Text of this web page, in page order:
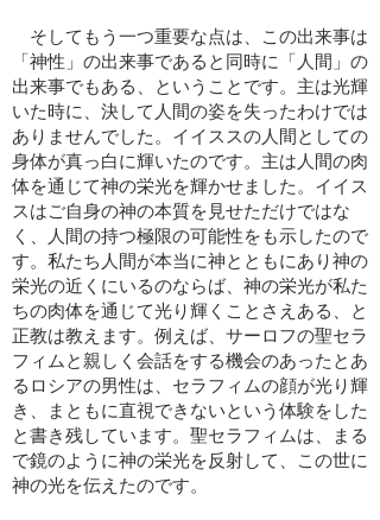
そしてもう一つ重要な点は、この出来事は
「神性」の出来事であると同時に「人間」の
出来事でもある、ということです。主は光輝
いた時に、決して人間の姿を失ったわけでは
ありませんでした。イイススの人間としての
身体が真っ白に輝いたのです。主は人間の肉
体を通じて神の栄光を輝かせました。イイス
スはご自身の神の本質を見せただけではな
く、人間の持つ極限の可能性をも示したので
す。私たち人間が本当に神とともにあり神の
栄光の近くにいるのならば、神の栄光が私た
ちの肉体を通じて光り輝くことさえある、と
正教は教えます。例えば、サーロフの聖セラ
フィムと親しく会話をする機会のあったとあ
るロシアの男性は、セラフィムの顔が光り輝
き、まともに直視できないという体験をした
と書き残しています。聖セラフィムは、まる
で鏡のように神の栄光を反射して、この世に
神の光を伝えたのです。